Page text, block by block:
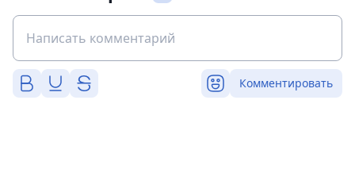
Комментировать